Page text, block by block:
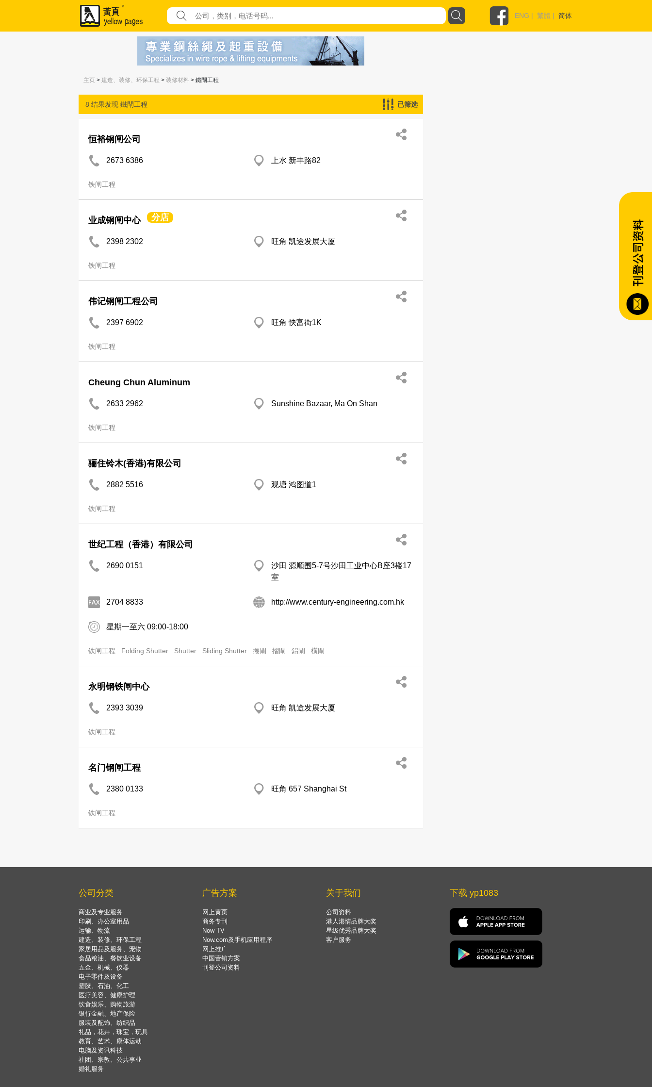
ENG | 繁體 | 简体
主页 > 建造、装修、环保工程 > 装修材料 > 鐵閘工程
8 结果发现 鐵閘工程 已筛选
恒裕钢闸公司
2673 6386 上水 新丰路82
铁闸工程
业成钢闸中心 分店
2398 2302 旺角 凯途发展大厦
铁闸工程
伟记钢闸工程公司
2397 6902 旺角 快富街1K
铁闸工程
Cheung Chun Aluminum
2633 2962 Sunshine Bazaar, Ma On Shan
铁闸工程
骊住铃木(香港)有限公司
2882 5516 观塘 鸿图道1
铁闸工程
世纪工程（香港）有限公司
2690 0151
沙田 源顺围5-7号沙田工业中心B座3楼17
室
2704 8833 http://www.century-engineering.com.hk
星期一至六 09:00-18:00
铁闸工程 Folding Shutter Shutter Sliding Shutter 捲閘 摺閘 鋁閘 橫閘
永明钢铁闸中心
2393 3039 旺角 凯途发展大厦
铁闸工程
名门钢闸工程
2380 0133 旺角 657 Shanghai St
铁闸工程
公司分类
商业及专业服务
印刷、办公室用品
运输、物流
建造、装修、环保工程
家居用品及服务、宠物
食品粮油、餐饮业设备
五金、机械、仪器
电子零件及设备
塑胶、石油、化工
医疗美容、健康护理
饮食娱乐、购物旅游
银行金融、地产保险
服装及配饰、纺织品
礼品，花卉，珠宝，玩具
教育、艺术、康体运动
电脑及资讯科技
社团、宗教、公共事业
婚礼服务
广告方案
网上黄页
商务专刊
Now TV
Now.com及手机应用程序
网上推广
中国营销方案
刊登公司资料
关于我们
公司资料
港人港情品牌大奖
星级优秀品牌大奖
客户服务
下载 yp1083